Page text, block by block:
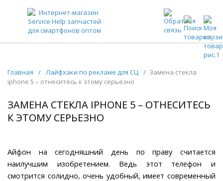
ЗАПЧАСТИ ДЛЯ ТЕЛЕФОНОВ ОПТОМ
Главная / Лайфхаки по рекламе для СЦ / Замена стекла
iphone 5 – отнеситесь к этому серьезно
ЗАМЕНА СТЕКЛА IPHONE 5 – ОТНЕСИТЕСЬ
К ЭТОМУ СЕРЬЕЗНО
Айфон на сегодняшний день по праву считается
наилучшим изобретением. Ведь этот телефон и
смотрится солидно, очень удобный, имеет современный